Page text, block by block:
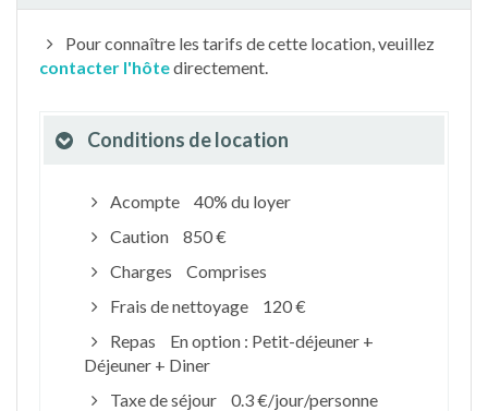
Pour connaître les tarifs de cette location, veuillez
contacter l'hôtedirectement.
Conditions de location
Acompte
40% du loyer
Caution
850 €
Charges
Comprises
Frais de nettoyage
120 €
Repas
En option : Petit-déjeuner +
Déjeuner + Diner
Taxe de séjour
0.3 €/jour/personne